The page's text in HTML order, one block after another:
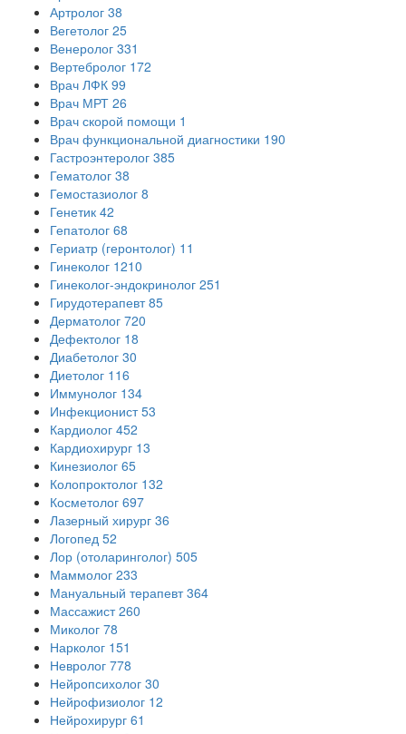
Артролог 38
Вегетолог 25
Венеролог 331
Вертебролог 172
Врач ЛФК 99
Врач МРТ 26
Врач скорой помощи 1
Врач функциональной диагностики 190
Гастроэнтеролог 385
Гематолог 38
Гемостазиолог 8
Генетик 42
Гепатолог 68
Гериатр (геронтолог) 11
Гинеколог 1210
Гинеколог-эндокринолог 251
Гирудотерапевт 85
Дерматолог 720
Дефектолог 18
Диабетолог 30
Диетолог 116
Иммунолог 134
Инфекционист 53
Кардиолог 452
Кардиохирург 13
Кинезиолог 65
Колопроктолог 132
Косметолог 697
Лазерный хирург 36
Логопед 52
Лор (отоларинголог) 505
Маммолог 233
Мануальный терапевт 364
Массажист 260
Миколог 78
Нарколог 151
Невролог 778
Нейропсихолог 30
Нейрофизиолог 12
Нейрохирург 61